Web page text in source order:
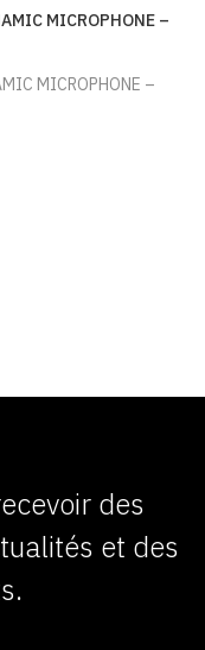
MICROPHONE –
MICROPHONE –
des
et des